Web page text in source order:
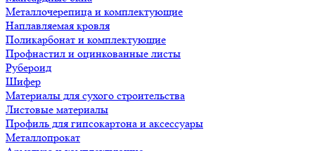
Металлочерепица и комплектующие
Наплавляемая кровля
Поликарбонат и комплектующие
Профнастил и оцинкованные листы
Рубероид
Шифер
Материалы для сухого строительства
Листовые материалы
Профиль для гипсокартона и аксессуары
Металлопрокат